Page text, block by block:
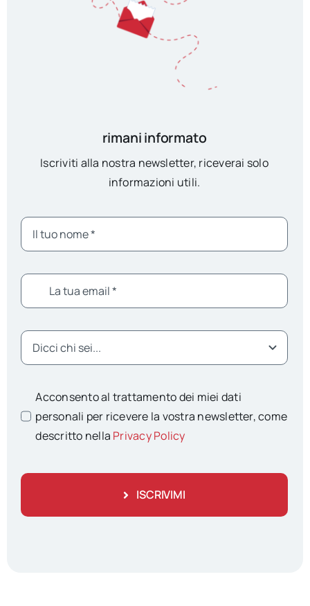
rimani informato
Iscriviti alla nostra newsletter, riceverai solo
informazioni utili.
Acconsento al trattamento dei miei dati
personali per ricevere la vostra newsletter, come
descritto nella Privacy Policy
ISCRIVIMI